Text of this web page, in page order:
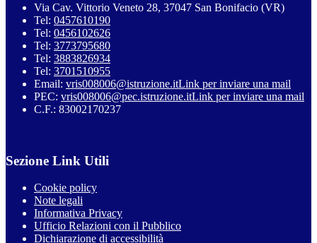
Via Cav. Vittorio Veneto 28, 37047 San Bonifacio (VR)
Tel: 0457610190
Tel: 0456102626
Tel: 3773795680
Tel: 3883826934
Tel: 3701510955
Email: vris008006@istruzione.itLink per inviare una mail
PEC: vris008006@pec.istruzione.itLink per inviare una mail
C.F.: 83002170237
Sezione Link Utili
Cookie policy
Note legali
Informativa Privacy
Ufficio Relazioni con il Pubblico
Dichiarazione di accessibilità